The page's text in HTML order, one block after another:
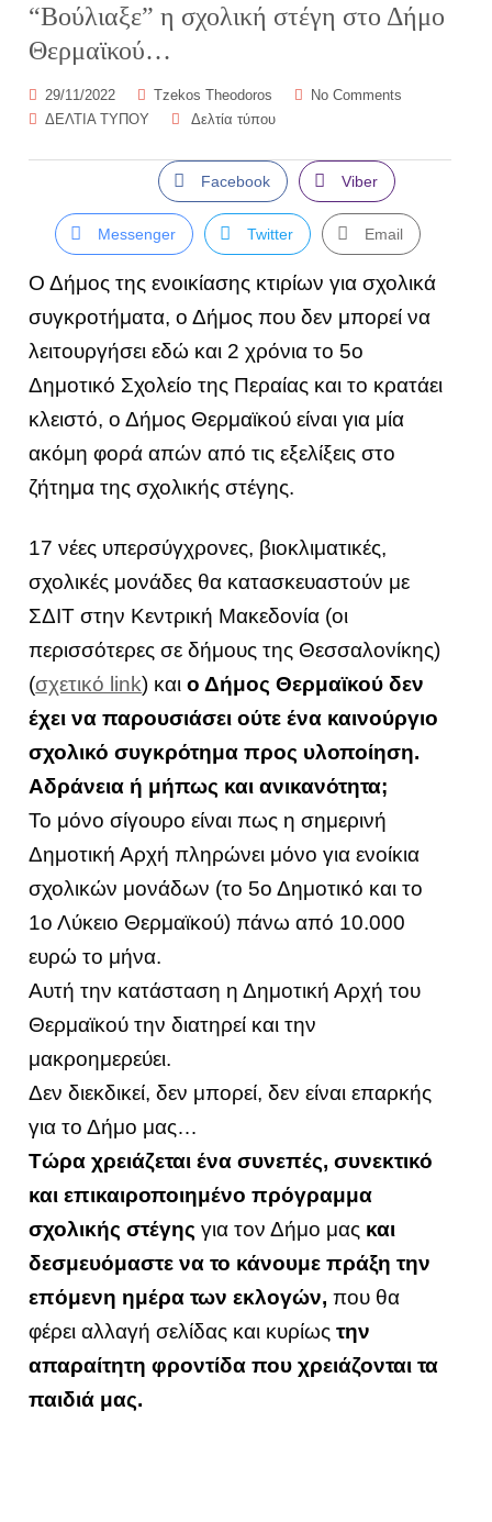
“Βούλιαξε” η σχολική στέγη στο Δήμο
Θερμαϊκού…
29/11/2022 Tzekos Theodoros
No Comments
ΔΕΛΤΙΑ ΤΥΠΟΥ
Δελτία τύπου
Facebook Viber
Messenger Twitter Email
Ο Δήμος της ενοικίασης κτιρίων για σχολικά
συγκροτήματα, ο Δήμος που δεν μπορεί να
λειτουργήσει εδώ και 2 χρόνια το 5ο
Δημοτικό Σχολείο της Περαίας και το κρατάει
κλειστό, ο Δήμος Θερμαϊκού είναι για μία
ακόμη φορά απών από τις εξελίξεις στο
ζήτημα της σχολικής στέγης.
17 νέες υπερσύγχρονες, βιοκλιματικές,
σχολικές μονάδες θα κατασκευαστούν με
ΣΔΙΤ στην Κεντρική Μακεδονία (οι
περισσότερες σε δήμους της Θεσσαλονίκης)
(σχετικό link) καιο Δήμος Θερμαϊκού δεν
έχει να παρουσιάσει ούτε ένα καινούργιο
σχολικό συγκρότημα προς υλοποίηση.
Αδράνεια ή μήπως και ανικανότητα;
Το μόνο σίγουρο είναι πως η σημερινή
Δημοτική Αρχή πληρώνει μόνο για ενοίκια
σχολικών μονάδων (το 5ο Δημοτικό και το
1ο Λύκειο Θερμαϊκού) πάνω από 10.000
ευρώ το μήνα.
Αυτή την κατάσταση η Δημοτική Αρχή του
Θερμαϊκού την διατηρεί και την
μακροημερεύει.
Δεν διεκδικεί, δεν μπορεί, δεν είναι επαρκής
για το Δήμο μας…
Τώρα χρειάζεται ένα συνεπές, συνεκτικό
και επικαιροποιημένο πρόγραμμα
σχολικής στέγης για τον Δήμο μας και
δεσμευόμαστε να το κάνουμε πράξη την
επόμενη ημέρα των εκλογών, που θα
φέρει αλλαγή σελίδας και κυρίωςτην
απαραίτητη φροντίδα που χρειάζονται τα
παιδιά μας.